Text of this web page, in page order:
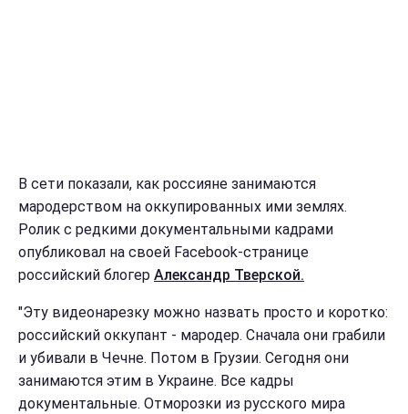
В сети показали, как россияне занимаются
мародерством на оккупированных ими землях.
Ролик с редкими документальными кадрами
опубликовал на своей Facebook-странице
российский блогер Александр Тверской.
"Эту видеонарезку можно назвать просто и коротко:
российский оккупант - мародер. Сначала они грабили
и убивали в Чечне. Потом в Грузии. Сегодня они
занимаются этим в Украине. Все кадры
документальные. Отморозки из русского мира